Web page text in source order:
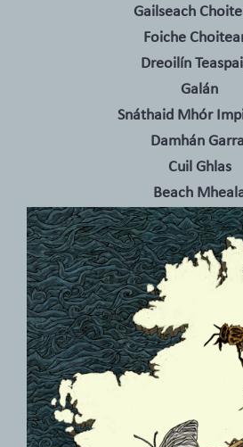
Gailseach
Foiche
Dreoilín
Galán
Snáthaid Mhór
Damhán
Cuil Ghlas
Beach